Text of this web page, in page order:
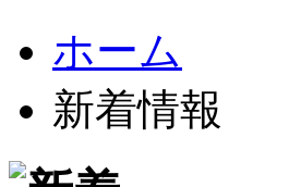
ホーム
新着情報